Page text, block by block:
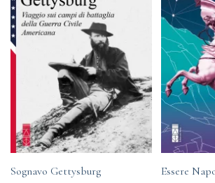
Sognavo Gettysburg Essere